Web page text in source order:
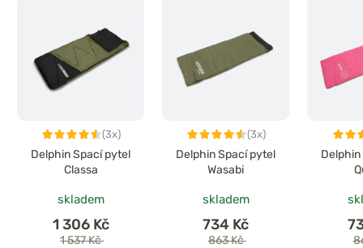
(3x)
Delphin Spací pytel
Classa
skladem
1 306 Kč
1 537 Kč
(3x)
Delphin Spací pytel
Wasabi
skladem
734 Kč
863 Kč